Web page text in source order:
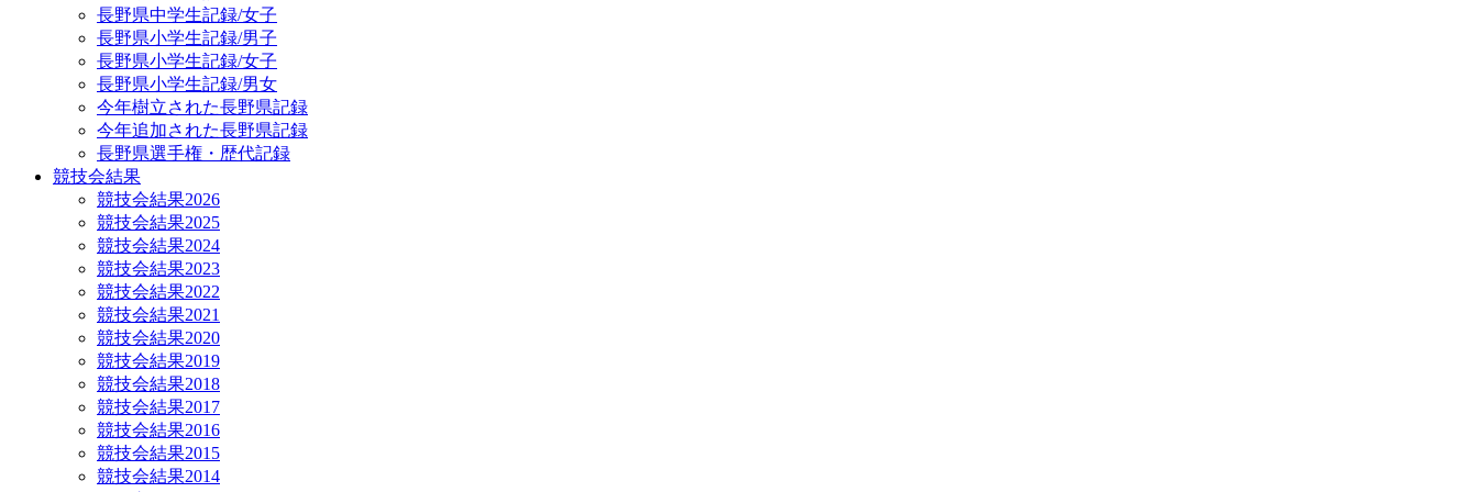
長野県中学生記録/女子
長野県小学生記録/男子
長野県小学生記録/女子
長野県小学生記録/男女
今年樹立された長野県記録
今年追加された長野県記録
長野県選手権・歴代記録
競技会結果
競技会結果2026
競技会結果2025
競技会結果2024
競技会結果2023
競技会結果2022
競技会結果2021
競技会結果2020
競技会結果2019
競技会結果2018
競技会結果2017
競技会結果2016
競技会結果2015
競技会結果2014